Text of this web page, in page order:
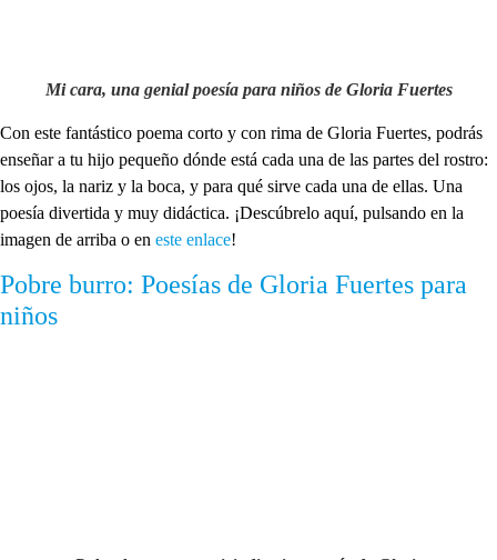
Mi cara, una genial poesía para niños de Gloria Fuertes
Con este fantástico poema corto y con rima de Gloria Fuertes, podrás
enseñar a tu hijo pequeño dónde está cada una de las partes del rostro:
los ojos, la nariz y la boca, y para qué sirve cada una de ellas. Una
poesía divertida y muy didáctica. ¡Descúbrelo aquí, pulsando en la
imagen de arriba o en este enlace!
Pobre burro: Poesías de Gloria Fuertes para
niños